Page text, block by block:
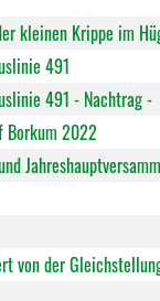
kleinen Krippe im
491
491 - Nachtrag -
Borkum 2022
von der